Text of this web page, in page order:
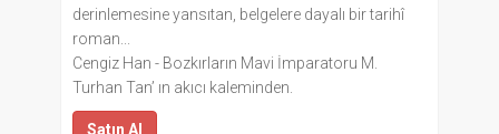
derinlemesine yansıtan, belgelere dayalı bir tarihî
roman...
Cengiz Han - Bozkırların Mavi İmparatoru M.
Turhan Tan’ ın akıcı kaleminden.
Satın Al